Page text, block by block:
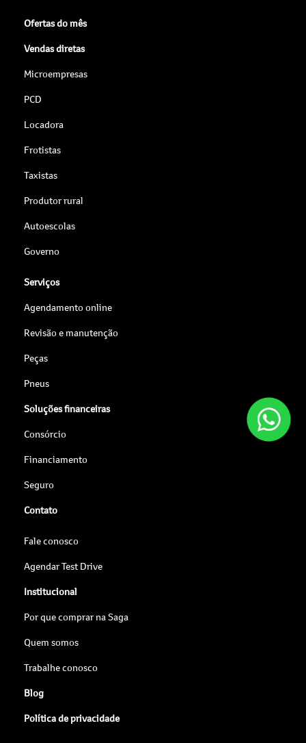
Ofertas do mês
Vendas diretas
Microempresas
PCD
Locadora
Frotistas
Taxistas
Produtor rural
Autoescolas
Governo
Serviços
Agendamento online
Revisão e manutenção
Peças
Pneus
Soluções financeiras
Consórcio
Financiamento
Seguro
Contato
Fale conosco
Agendar Test Drive
Institucional
Por que comprar na Saga
Quem somos
Trabalhe conosco
Blog
Política de privacidade